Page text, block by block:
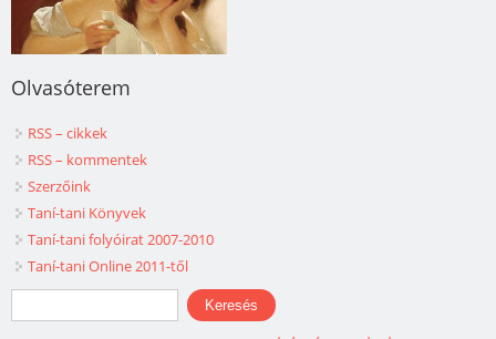
Olvasóterem
RSS – cikkek
RSS – kommentek
Szerzőink
Taní-tani Könyvek
Taní-tani folyóirat 2007-2010
Taní-tani Online 2011-től
Keresés űrlap
Keresés